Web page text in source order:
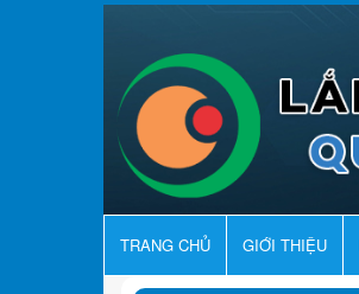
TRANG CHỦ GIỚI THIỆU